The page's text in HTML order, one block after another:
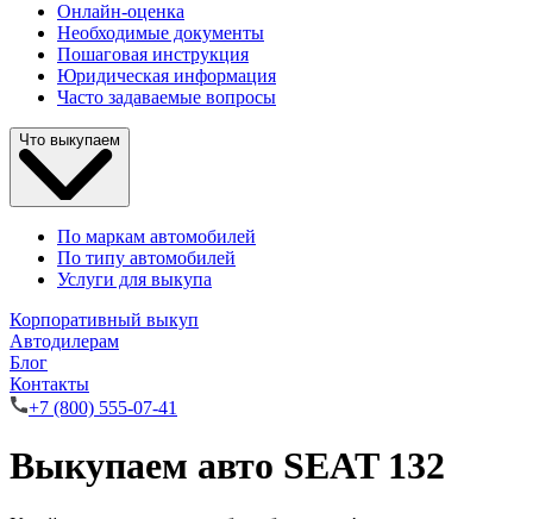
Онлайн-оценка
Необходимые документы
Пошаговая инструкция
Юридическая информация
Часто задаваемые вопросы
Что выкупаем
По маркам автомобилей
По типу автомобилей
Услуги для выкупа
Корпоративный выкуп
Автодилерам
Блог
Контакты
+7 (800) 555-07-41
Выкупаем авто SEAT 132